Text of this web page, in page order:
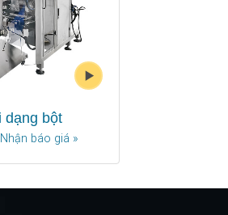
dạng bột
Nhận báo giá »